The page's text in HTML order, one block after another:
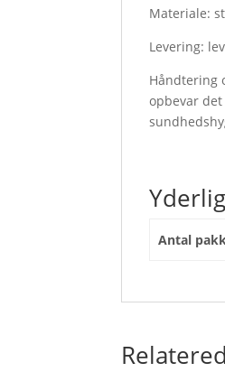
Materiale:
Levering:
Håndtering
opbevar
Antal